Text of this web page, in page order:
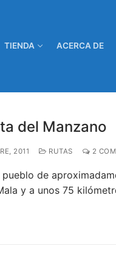
TIENDA ACERCA DE
del Manzano
2011 RUTAS 2
de
y a unos 75